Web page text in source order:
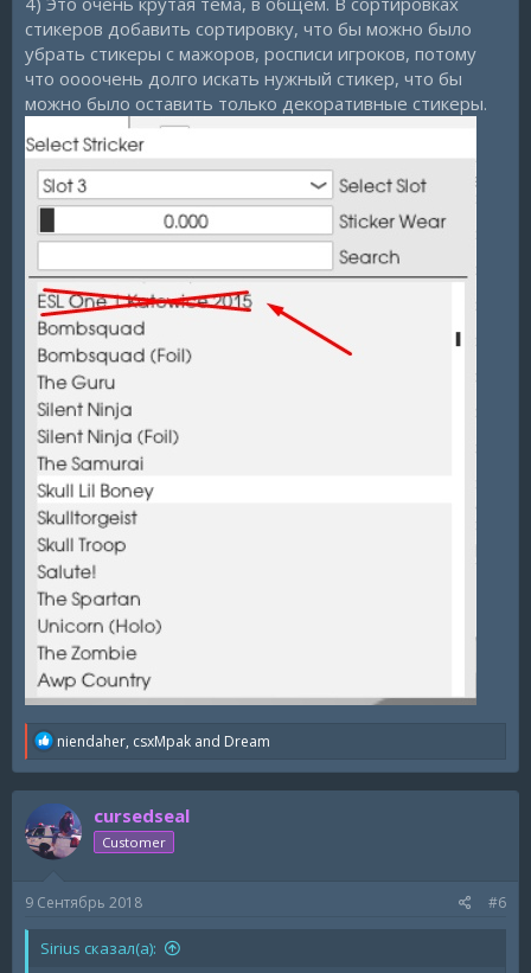
стикеров добавить сортировку, что бы можно было
убрать стикеры с мажоров, росписи игроков, потому
что оооочень долго искать нужный стикер, что бы
можно было оставить только декоративные стикеры.
R
a
c
i
o
:
niendaher, csxMpak and Dream
cursedseal
Customer
9 Сентябрь 2018 #6
Sirius сказал(а):